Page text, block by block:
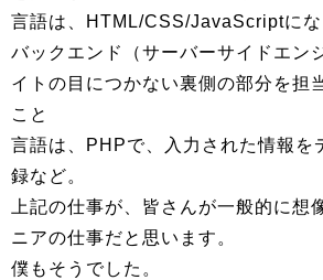
言語は、HTML/CSS/JavaScriptにな
バックエンド（サーバーサイドエン
イトの目につかない裏側の部分を担
こと
言語は、PHPで、入力された情報を
録など。
上記の仕事が、皆さんが一般的に想
ニアの仕事だと思います。
僕もそうでした。